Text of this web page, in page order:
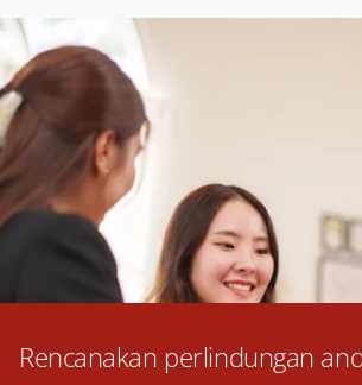
Rencanakan perlindungan